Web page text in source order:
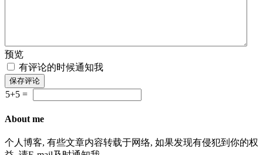
预览
有评论的时候通知我
5+5 =
About me
个人博客, 有些文章内容转载于网络, 如果发现有侵犯到你的权